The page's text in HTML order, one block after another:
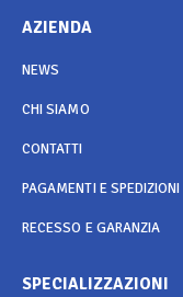
AZIENDA
NEWS
CHI SIAMO
CONTATTI
PAGAMENTI E SPEDIZIONI
RECESSO E GARANZIA
SPECIALIZZAZIONI